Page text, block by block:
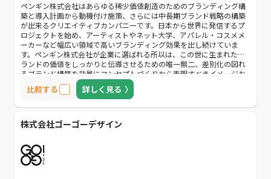
ペンギン株式会社はあらゆる稀少価値創造のためのブランディング構
築と導入計画から動機付け施策、さらには中長期ブランド戦略の構築
が出来るクリエイティブカンパニーです。日本から世界に発信するプ
ロジェクトを始め、アーティストやネット大学、アパレル・コスメメ
ーカーなど幅広い領域で高いブランディング効果を出し続けていま
す。ペンギン株式会社が企業に選ばれる所以は、この世に生まれたブ
ランドの価値をしっかりと伝導させるための唯一無二、差別化の図れ
るブランド構築を背景にコンセプトづくりから表明すべきイメージお
よびインパクトワードの創出を常に目指しており、そのブランドを伝
えるべきターゲットやコミュニケーション戦略までの企画制作を顧客
のニーズに合わせて活動しているからです。そのため、メディア制作
てくれることは間違いないでしょう。地域に合わせてのブランディン
グもしてくれるため、ブランド戦略でお悩みの方は一度ご相談してみ
比較する 詳しく見る
株式会社ゴーゴーデザイン